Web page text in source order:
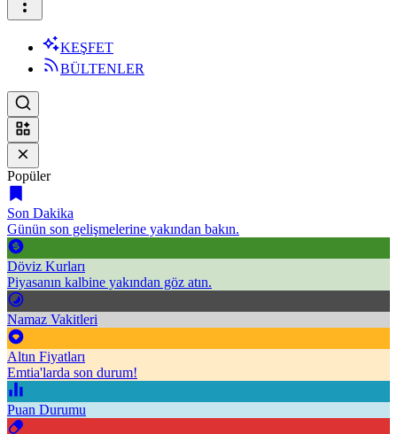
KEŞFET
BÜLTENLER
Popüler
Son Dakika
Günün son gelişmelerine yakından bakın.
Döviz Kurları
Piyasanın kalbine yakından göz atın.
Namaz Vakitleri
Altın Fiyatları
Emtia'larda son durum!
Puan Durumu